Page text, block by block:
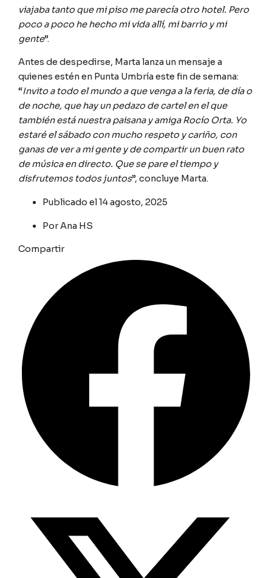
viajaba tanto que mi piso me parecía otro hotel. Pero
poco a poco he hecho mi vida allí, mi barrio y mi
gente”.
Antes de despedirse, Marta lanza un mensaje a
quienes estén en Punta Umbría este fin de semana:
“Invito a todo el mundo a que venga a la feria, de día o
de noche, que hay un pedazo de cartel en el que
también está nuestra paisana y amiga Rocío Orta. Yo
estaré el sábado con mucho respeto y cariño, con
ganas de ver a mi gente y de compartir un buen rato
de música en directo. Que se pare el tiempo y
disfrutemos todos juntos”, concluye Marta.
Publicado el14 agosto, 2025
PorAna HS
Compartir